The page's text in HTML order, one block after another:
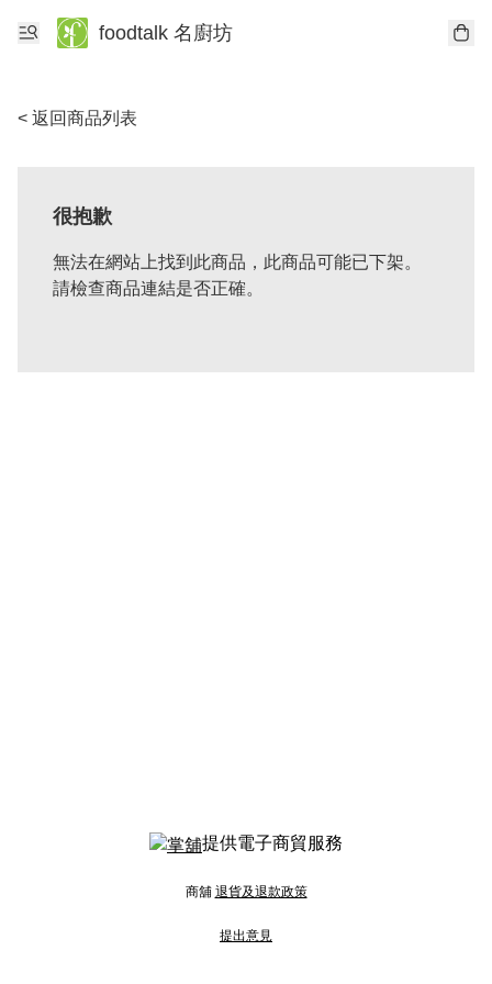
foodtalk 名廚坊
< 返回商品列表
很抱歉
無法在網站上找到此商品，此商品可能已下架。
請檢查商品連結是否正確。
提供電子商貿服務
商舖 退貨及退款政策
提出意見